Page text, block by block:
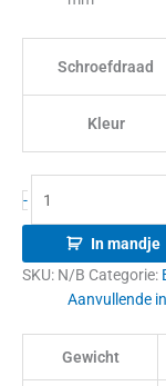
Schroefdraad
Kleur
-
In mandje
SKU: N/B Categorie:
Aanvullende
Gewicht